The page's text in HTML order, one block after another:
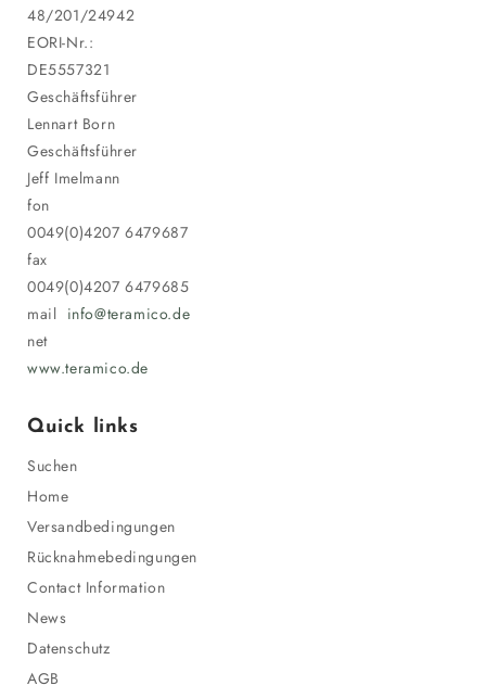
48/201/24942
EORI-Nr.:
DE5557321
Geschäftsführer
Lennart Born
Geschäftsführer
Jeff Imelmann
fon
0049(0)4207 6479687
fax
0049(0)4207 6479685
mail info@teramico.de
net
www.teramico.de
Quick links
Suchen
Home
Versandbedingungen
Rücknahmebedingungen
Contact Information
News
Datenschutz
AGB